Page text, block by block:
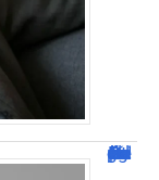
Dafont Police : guide complet pour télécharger !